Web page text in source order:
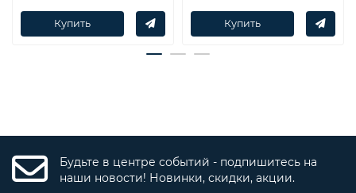
Купить Купить
Будьте в центре событий - подпишитесь на
наши новости! Новинки, скидки, акции.